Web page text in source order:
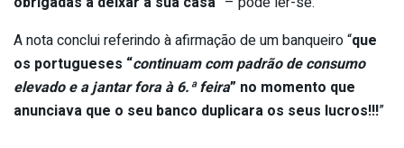
A nota conclui referindo à afirmação de um banqueiro “que
os portugueses “continuam com padrão de consumo
elevado e a jantar fora à 6.ª feira” no momento que
anunciava que o seu banco duplicara os seus lucros!!!”